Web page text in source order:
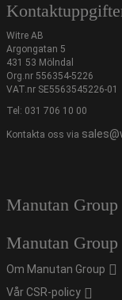
Witre AB
Argongatan 5
431 53 Mölndal
Org.nr 556354-5226
VAT.nr SE5563545226-01
Tel: 031 706 10 00
Kontakta oss via
Manutan Group
Manutan Group
Om Manutan Group
Vår CSR-policy